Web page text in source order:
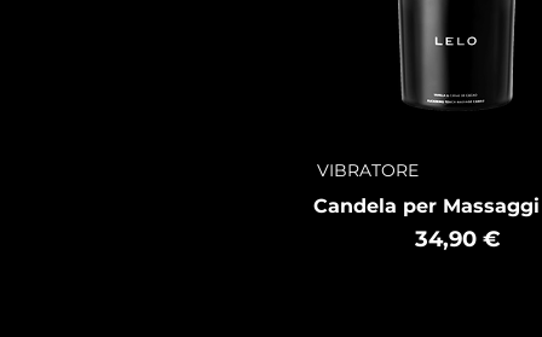
VIBRATORE
Candela per
Prezzo
34,90 €